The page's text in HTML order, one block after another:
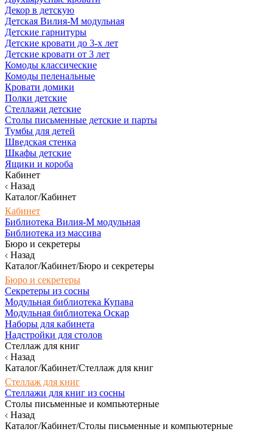
Декор в детскую
Детская Вилия-М модульная
Детские гарнитуры
Детские кровати до 3-х лет
Детские кровати от 3 лет
Комоды классические
Комоды пеленальные
Кровати домики
Полки детские
Стеллажи детские
Столы письменные детские и парты
Тумбы для детей
Шведская стенка
Шкафы детские
Ящики и короба
Кабинет
Назад
Каталог/Кабинет
Кабинет
Библиотека Вилия-М модульная
Библиотека из массива
Бюро и секретеры
Назад
Каталог/Кабинет/Бюро и секретеры
Бюро и секретеры
Секретеры из сосны
Модульная библиотека Купава
Модульная библиотека Оскар
Наборы для кабинета
Надстройки для столов
Стеллаж для книг
Назад
Каталог/Кабинет/Стеллаж для книг
Стеллаж для книг
Стеллажи для книг из сосны
Столы письменные и компьютерные
Назад
Каталог/Кабинет/Столы письменные и компьютерные